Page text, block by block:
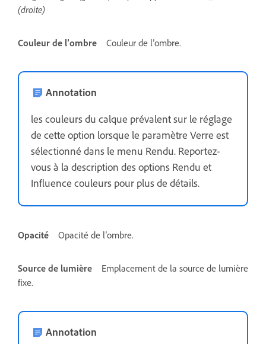
(droite)
Couleur de l’ombre Couleur de l’ombre.
Annotation
les couleurs du calque prévalent sur le réglage
de cette option lorsque le paramètre Verre est
sélectionné dans le menu Rendu. Reportez-
vous à la description des options Rendu et
Influence couleurs pour plus de détails.
Opacité Opacité de l’ombre.
Source de lumière
Emplacement de la source de lumière
fixe.
Annotation